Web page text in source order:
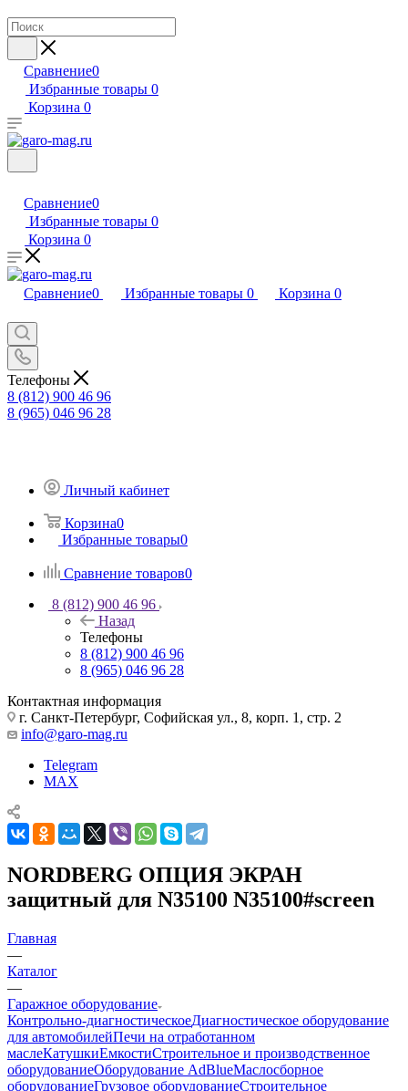
Сравнение0
Избранные товары 0
Корзина 0
Сравнение0
Избранные товары 0
Корзина 0
Сравнение0 Избранные товары 0 Корзина 0
Телефоны
8 (812) 900 46 96
8 (965) 046 96 28
Личный кабинет
Корзина0
Избранные товары0
Сравнение товаров0
8 (812) 900 46 96
Назад
Телефоны
8 (812) 900 46 96
8 (965) 046 96 28
Контактная информация
г. Санкт-Петербург, Софийская ул., 8, корп. 1, стр. 2
info@garo-mag.ru
Telegram
MAX
NORDBERG ОПЦИЯ ЭКРАН
защитный для N35100 N35100#screen
Главная
—
Каталог
—
Гаражное оборудование
Контрольно-диагностическоеДиагностическое оборудование
для автомобилейПечи на отработанном
маслеКатушкиЕмкостиСтроительное и производственное
оборудованиеОборудование AdBlueМаслосборное
оборудованиеГрузовое оборудованиеСтроительное